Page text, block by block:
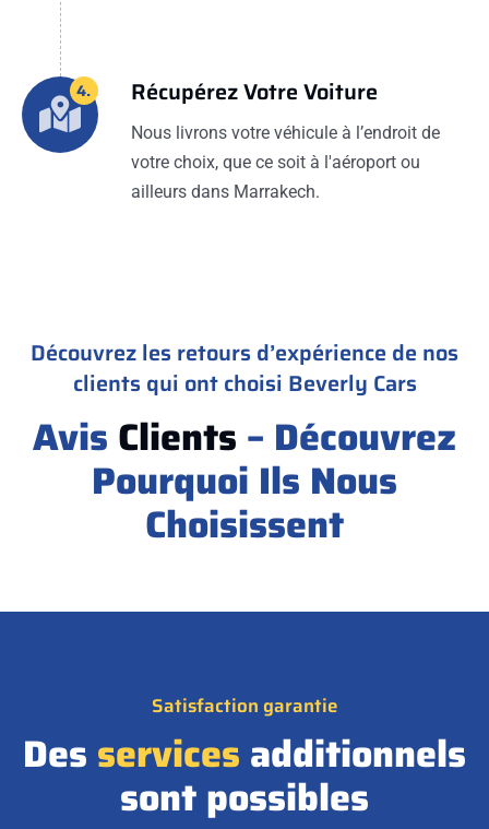
4. Récupérez Votre Voiture
Nous livrons votre véhicule à l’endroit de
votre choix, que ce soit à l'aéroport ou
ailleurs dans Marrakech.
Découvrez les retours d’expérience de nos
clients qui ont choisi Beverly Cars
Avis Clients – Découvrez
Pourquoi Ils Nous
Choisissent
Satisfaction garantie
Des services additionnels
sont possibles